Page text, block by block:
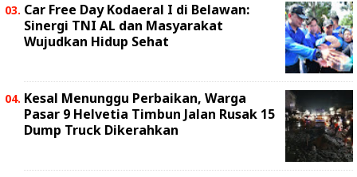
Car Free Day Kodaeral I di Belawan:
Sinergi TNI AL dan Masyarakat
Wujudkan Hidup Sehat
Kesal Menunggu Perbaikan, Warga
Pasar 9 Helvetia Timbun Jalan Rusak 15
Dump Truck Dikerahkan